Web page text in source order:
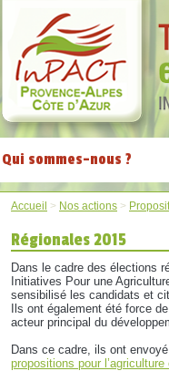
Qui sommes-nous ?
Accueil > Nos actions >
Régionales 2015
Dans le cadre des élections
Initiatives Pour une
sensibilisé les candidats et
Ils ont également été force
acteur principal du
Dans ce cadre, ils ont
propositions pour l’agriculture